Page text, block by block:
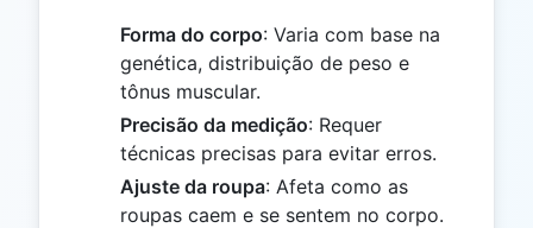
Forma do corpo: Varia com base na
genética, distribuição de peso e
tônus muscular.
Precisão da medição: Requer
técnicas precisas para evitar erros.
Ajuste da roupa: Afeta como as
roupas caem e se sentem no corpo.